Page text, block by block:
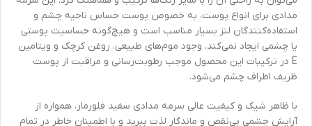
مدادی برای انواع پوست، به خصوص پوست حساس ناحیه چشم و
استفاده‌کنندگان لنز بسیار مناسب است و هیچ‌گونه حساسیت پوستی
یا چشمی ایجاد نمی‌کند. وجود موم‌های طبیعی، روغن کرچک و ویتامین
E در ترکیبات این محصول موجب رطوبت‌رسانی و مراقبت از پوست
ظریف اطراف چشم می‌شود.
با ظاهر شیک و کیفیت عالی سرمه مدادی سفید فلورمار، همواره از
آرایش چشمی بی‌نقص و ماندگار لذت ببرید و با اطمینان خاطر در تمام